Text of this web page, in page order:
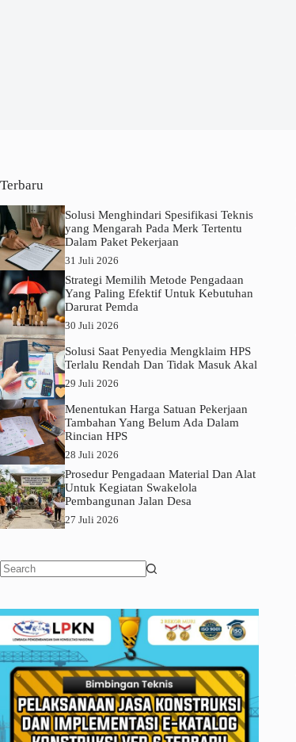
Terbaru
Solusi Menghindari Spesifikasi Teknis
yang Mengarah Pada Merk Tertentu
Dalam Paket Pekerjaan
31 Juli 2026
Strategi Memilih Metode Pengadaan
Yang Paling Efektif Untuk Kebutuhan
Darurat Pemda
30 Juli 2026
Solusi Saat Penyedia Mengklaim HPS
Terlalu Rendah Dan Tidak Masuk Akal
29 Juli 2026
Menentukan Harga Satuan Pekerjaan
Tambahan Yang Belum Ada Dalam
Rincian HPS
28 Juli 2026
Prosedur Pengadaan Material Dan Alat
Untuk Kegiatan Swakelola
Pembangunan Jalan Desa
27 Juli 2026